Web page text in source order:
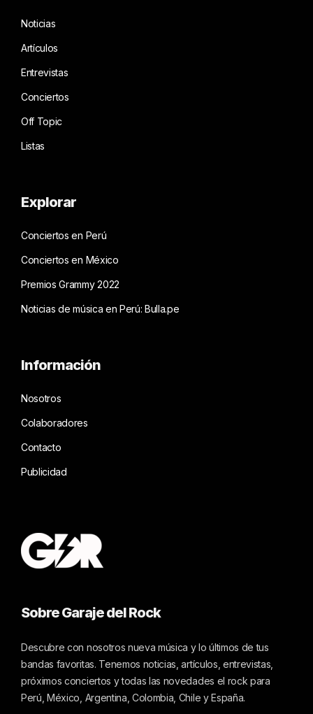
Noticias
Artículos
Entrevistas
Conciertos
Off Topic
Listas
Explorar
Conciertos en Perú
Conciertos en México
Premios Grammy 2022
Noticias de música en Perú: Bulla.pe
Información
Nosotros
Colaboradores
Contacto
Publicidad
Sobre Garaje del Rock
Descubre con nosotros nueva música y lo últimos de tus
bandas favoritas. Tenemos noticias, artículos, entrevistas,
próximos conciertos y todas las novedades el rock para
Perú, México, Argentina, Colombia, Chile y España.